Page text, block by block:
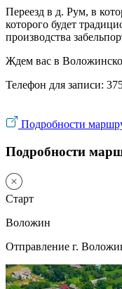
Переезд в д. Рум, в
которого будет
производства
Ждем вас в
Телефон для записи:
Подробности
Подробности
Старт
Воложин
Отправление г.